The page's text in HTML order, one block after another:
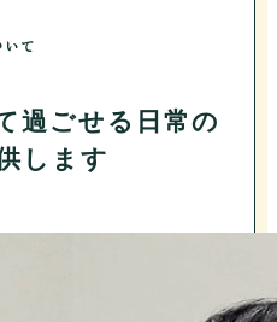
て
過ごせる日常の
します